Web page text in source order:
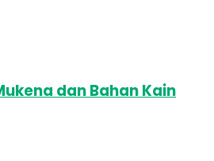
dan Bahan Kain